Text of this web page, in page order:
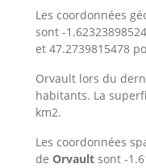
Les coordonnées
sont -
et 47.2739815478
Orvault lors du
habitants. La
km2.
Les coordonnées
de Orvault sont -